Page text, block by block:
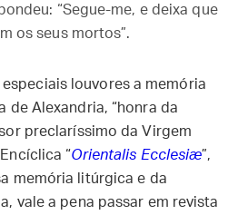
“Segue-me, e deixa que
os seus mortos”.
louvores a memória
de Alexandria, “honra da
preclaríssimo da Virgem
“Orientalis Ecclesiæ”,
memória litúrgica e da
vale a pena passar em revista